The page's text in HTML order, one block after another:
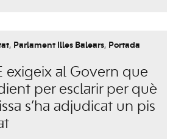
, Parlament Illes Balears, Portada
exigeix al Govern que
per esclarir per què
s’ha adjudicat un pis